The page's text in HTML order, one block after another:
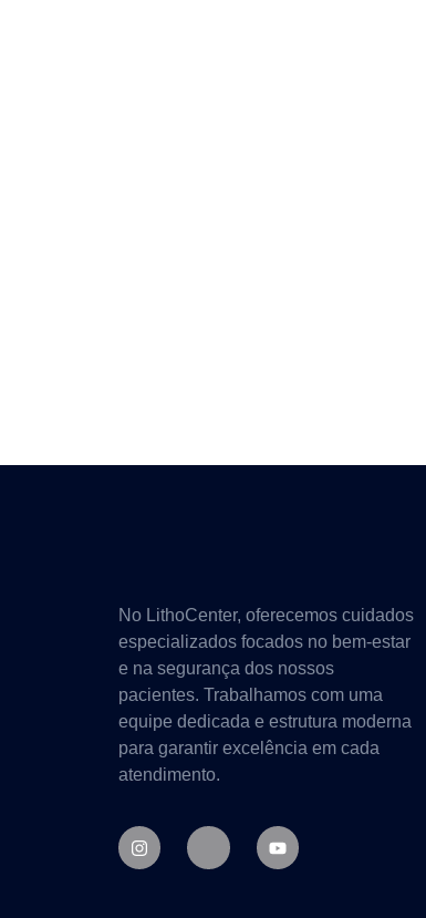
No LithoCenter, oferecemos cuidados
especializados focados no bem-estar
e na segurança dos nossos
pacientes. Trabalhamos com uma
equipe dedicada e estrutura moderna
para garantir excelência em cada
atendimento.